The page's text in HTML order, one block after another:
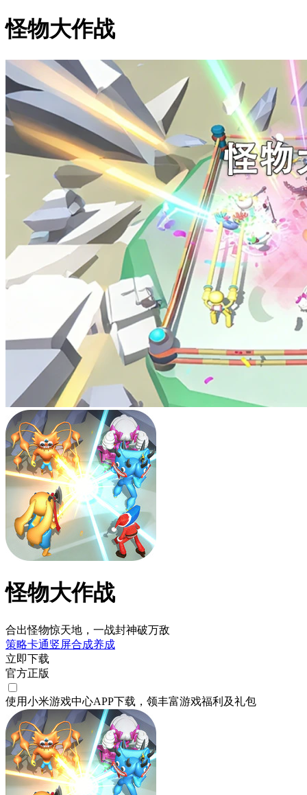
怪物大作战
怪物大作战
合出怪物惊天地，一战封神破万敌
策略卡通竖屏合成养成
立即下载
官方正版
使用小米游戏中心APP下载 ，领丰富游戏福利 及礼包